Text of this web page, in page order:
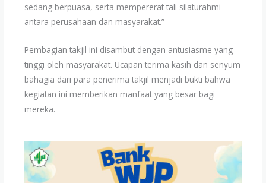
sedang berpuasa, serta mempererat tali silaturahmi
antara perusahaan dan masyarakat.”
Pembagian takjil ini disambut dengan antusiasme yang
tinggi oleh masyarakat. Ucapan terima kasih dan senyum
bahagia dari para penerima takjil menjadi bukti bahwa
kegiatan ini memberikan manfaat yang besar bagi
mereka.